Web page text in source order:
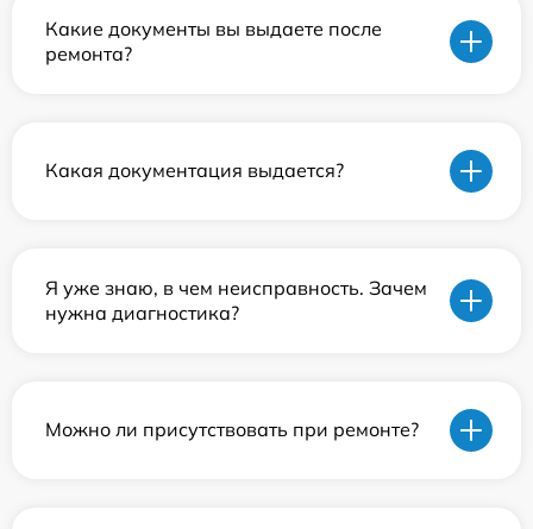
Какие документы вы выдаете после
ремонта?
Какая документация выдается?
Я уже знаю, в чем неисправность. Зачем
нужна диагностика?
Можно ли присутствовать при ремонте?